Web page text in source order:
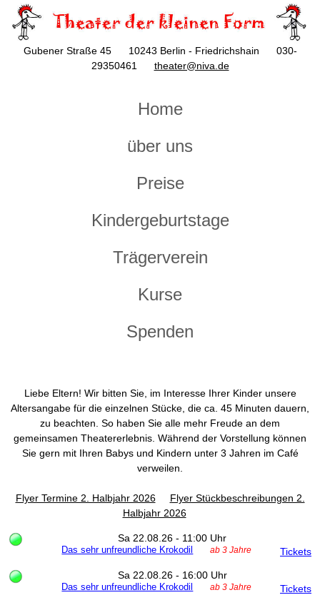
Gubener Straße 45 10243 Berlin - Friedrichshain 030-
29350461 theater@niva.de
Home
über uns
Preise
Kindergeburtstage
Trägerverein
Kurse
Spenden
Liebe Eltern! Wir bitten Sie, im Interesse Ihrer Kinder unsere
Altersangabe für die einzelnen Stücke, die ca. 45 Minuten dauern,
zu beachten. So haben Sie alle mehr Freude an dem
gemeinsamen Theatererlebnis. Während der Vorstellung können
Sie gern mit Ihren Babys und Kindern unter 3 Jahren im Café
verweilen.
Flyer Termine 2. Halbjahr 2026
Flyer Stückbeschreibungen 2.
Halbjahr 2026
Sa 22.08.26 - 11:00 Uhr
Tickets
Das sehr unfreundliche Krokodil ab 3 Jahre
Sa 22.08.26 - 16:00 Uhr
Tickets
Das sehr unfreundliche Krokodil ab 3 Jahre